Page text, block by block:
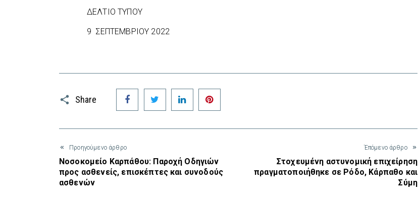
ΔΕΛΤΙΟ ΤΥΠΟΥ
9 ΣΕΠΤΕΜΒΡΙΟΥ 2022
Share
Facebook Twitter LinkedIn
Προηγούμενο άρθρο
Νοσοκομείο Καρπάθου: Παροχή Οδηγιών
προς ασθενείς, επισκέπτες και συνοδούς
ασθενών
Έπόμενο άρθρο
Στοχευμένη αστυνομική επιχείρηση
πραγματοποιήθηκε σε Ρόδο, Κάρπαθο και
Σύμη